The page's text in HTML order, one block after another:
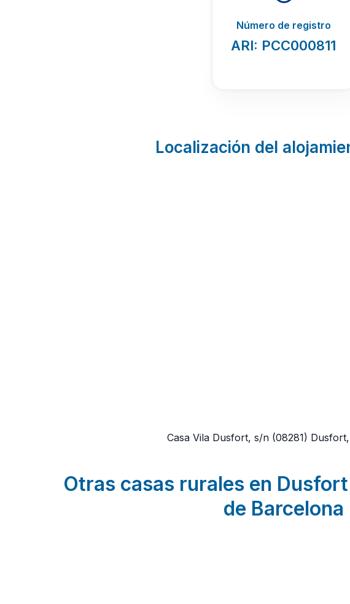
Número de registro
ARI: PCC000811
Localización del
Casa Vila Dusfort, s/n (08281)
Otras casas rurales en
de Barcelona